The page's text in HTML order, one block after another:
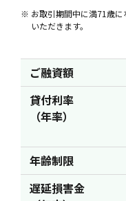
お取引期間中に満71歳
いただきます。
ご融資額
貸付利率
（年率）
年齢制限
遅延損害金